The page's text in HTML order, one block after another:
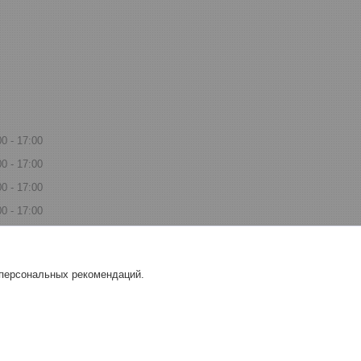
17:00
17:00
17:00
17:00
рекомендаций.